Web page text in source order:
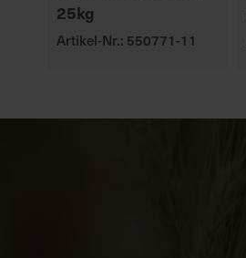
25kg
Artikel-Nr.: 550771-11